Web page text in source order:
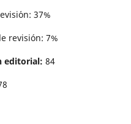
37%
revisión: 7%
editorial: 84